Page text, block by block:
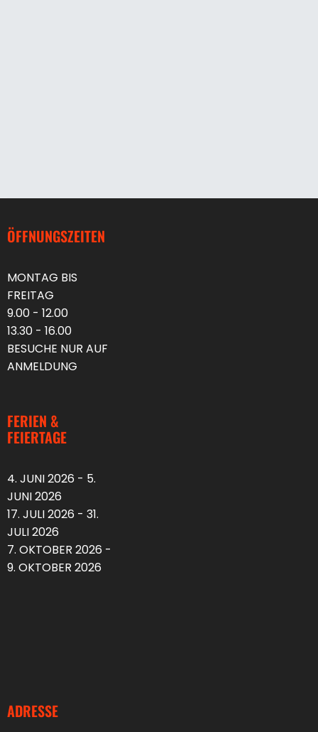
ÖFFNUNGSZEITEN
MONTAG BIS
FREITAG
9.00 - 12.00
13.30 - 16.00
BESUCHE NUR AUF
ANMELDUNG
FERIEN &
FEIERTAGE
4. JUNI 2026 - 5.
JUNI 2026
17. JULI 2026 - 31.
JULI 2026
7. OKTOBER 2026 -
9. OKTOBER 2026
ADRESSE